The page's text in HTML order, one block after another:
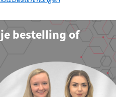
bestelling of